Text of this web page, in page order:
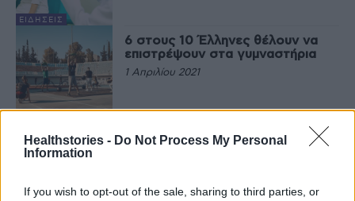
Healthstories - Do Not Process My Personal
Information
If you wish to opt-out of the sale, sharing to third parties, or
ΕΙΔΉΣΕΙΣ
6 στους 10 Έλληνες θέλουν να
επιστρέψουν στα γυμναστήρια
1 Απριλίου 2021